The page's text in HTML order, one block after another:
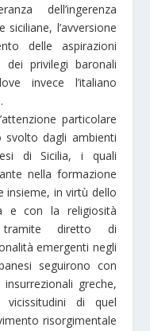
dell’ingerenza
l’avversione
delle aspirazioni
dei privilegi baronali
invece l’italiano
particolare
dagli ambienti
di Sicilia, i quali
nella formazione
insieme, in virtù dello
e con la religiosità
diretto di
emergenti negli
seguirono con
greche,
vicissitudini di quel
risorgimentale